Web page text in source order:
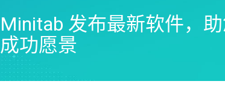
Minitab 发布最新软件，
成功愿景